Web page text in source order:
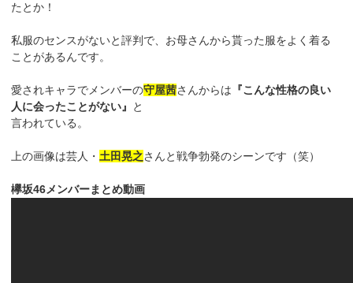
たとか！
私服のセンスがないと評判で、お母さんから貰った服をよく着る
ことがあるんです。
愛されキャラでメンバーの守屋茜さんからは 『こんな性格の良い
人に会ったことがない』 と
言われている。
上の画像は芸人・土田晃之さんと戦争勃発のシーンです（笑）
欅坂46メンバーまとめ動画